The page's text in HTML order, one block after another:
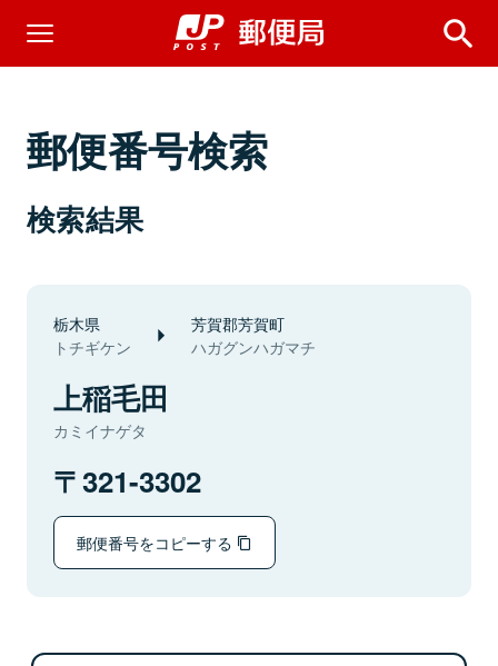
郵便番号検索
検索結果
栃木県
トチギケン
芳賀郡芳賀町
ハガグンハガマチ
上稲毛田
カミイナゲタ
321-3302
郵便番号をコピーする